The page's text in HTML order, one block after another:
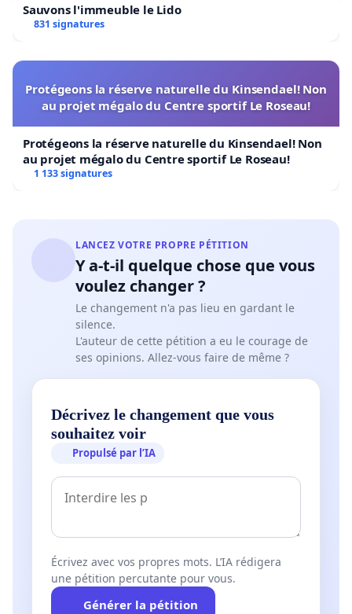
Sauvons l'immeuble le Lido
831 signatures
Protégeons la réserve naturelle du Kinsendael! Non
au projet mégalo du Centre sportif Le Roseau!
Protégeons la réserve naturelle du Kinsendael! Non
au projet mégalo du Centre sportif Le Roseau!
1 133 signatures
LANCEZ VOTRE PROPRE PÉTITION
Y a-t-il quelque chose que vous
voulez changer ?
Le changement n'a pas lieu en gardant le
silence.
L'auteur de cette pétition a eu le courage de
ses opinions. Allez-vous faire de même ?
Décrivez le changement que vous
souhaitez voir
Propulsé par l’IA
Écrivez avec vos propres mots. L’IA rédigera
une pétition percutante pour vous.
Générer la pétition